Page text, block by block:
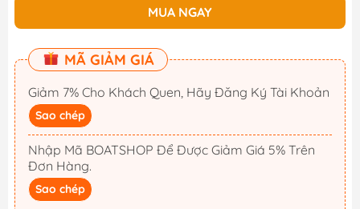
MUA NGAY
MÃ GIẢM GIÁ
Giảm 7% Cho Khách Quen, Hãy Đăng Ký Tài Khoản
Sao chép
Nhập Mã BOATSHOP Để Được Giảm Giá 5% Trên
Đơn Hàng.
Sao chép